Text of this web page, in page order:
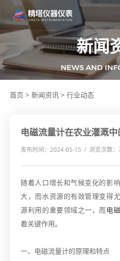
新闻
NEWS AND
首页 > 新闻资讯 > 行业动态
电磁流量计在农业灌溉
发布时间：2024-05-15 / 浏览次数：
随着人口增长和气候变化的影
大，而水资源的有效管理变得
源利用的重要领域之一，而电
着关键作用。
一、电磁流量计的原理和特点